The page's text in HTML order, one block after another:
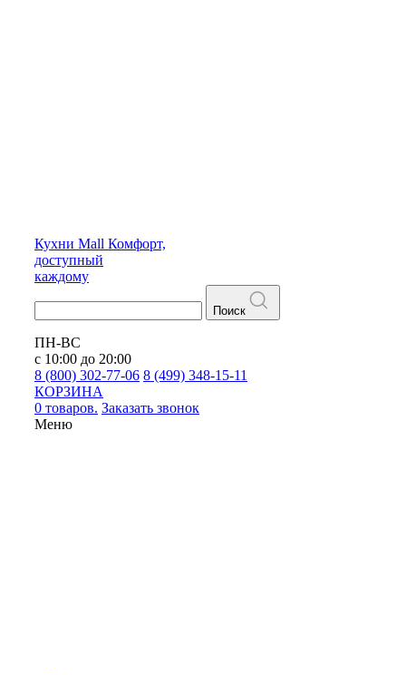
Кухни Mall Комфорт,
доступный
каждому
Поиск
ПН-ВС
с 10:00 до 20:00
8 (800) 302-77-06 8 (499) 348-15-11
КОРЗИНА
0 товаров. Заказать звонок
Меню